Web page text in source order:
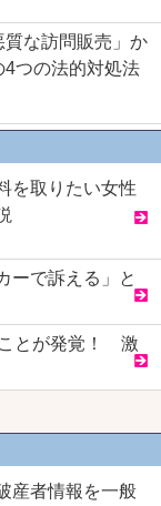
質な訪問販売」か
4つの法的対処法
を取りたい女性
ーで訴える」と
とが発覚！ 激
産者情報を一般